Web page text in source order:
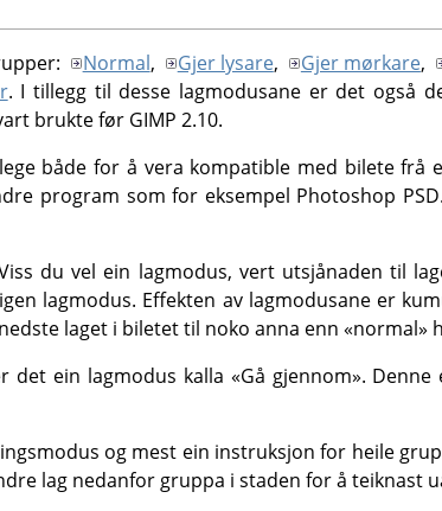
Normal, Gjer lysare, Gjer mørkare,
. I tillegg til desse lagmodusane er det også
brukte før GIMP 2.10.
både for å vera kompatible med bilete frå
program som for eksempel Photoshop
du vel ein lagmodus, vert utsjånaden til
lagmodus. Effekten av lagmodusane er
laget i biletet til noko anna enn «normal»
ein lagmodus kalla «Gå gjennom».
og mest ein instruksjon for heile
lag nedanfor gruppa i staden for å teiknast